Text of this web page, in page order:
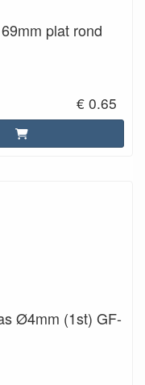
plat rond
€ 0.65
Ø4mm (1st) GF-